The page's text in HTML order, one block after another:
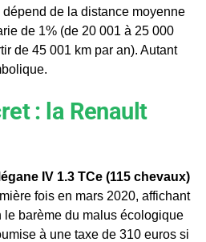
de la distance moyenne
de 1% (de 20 001 à 25 000
de 45 001 km par an). Autant
: la Renault
IV 1.3 TCe (115 chevaux)
fois en mars 2020, affichant
le barème du malus écologique
à une taxe de 310 euros si